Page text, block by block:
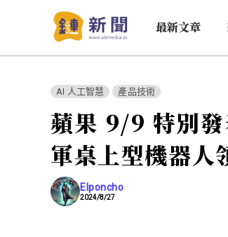
最新文章
AI 人工智慧 產品技術
蘋果 9/9 特別
軍桌上型機器人
Elponcho
2024/8/27